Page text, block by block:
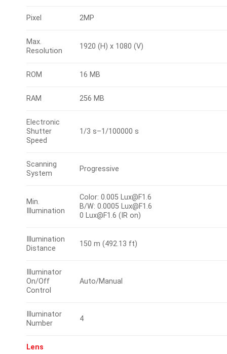
Pixel 2MP
Max.
Resolution
1920 (H) x 1080 (V)
ROM 16 MB
RAM 256 MB
Electronic
Shutter
Speed
1/3 s–1/100000 s
Scanning
System
Progressive
Min.
Illumination
Color: 0.005 Lux@F1.6
B/W: 0.0005 Lux@F1.6
0 Lux@F1.6 (IR on)
Illumination
Distance
150 m (492.13 ft)
Illuminator
On/Off
Control
Auto/Manual
Illuminator
Number
4
Lens